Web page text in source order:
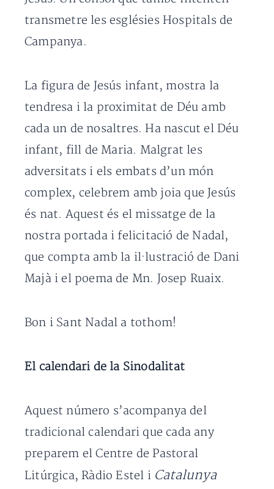
transmetre les esglésies Hospitals de
Campanya.
La figura de Jesús infant, mostra la
tendresa i la proximitat de Déu amb
cada un de nosaltres. Ha nascut el Déu
infant, fill de Maria. Malgrat les
adversitats i els embats d’un món
complex, celebrem amb joia que Jesús
és nat. Aquest és el missatge de la
nostra portada i felicitació de Nadal,
que compta amb la il·lustració de Dani
Majà i el poema de Mn. Josep Ruaix.
Bon i Sant Nadal a tothom!
El calendari de la Sinodalitat
Aquest número s’acompanya del
tradicional calendari que cada any
preparem el Centre de Pastoral
Litúrgica, Ràdio Estel i Catalunya